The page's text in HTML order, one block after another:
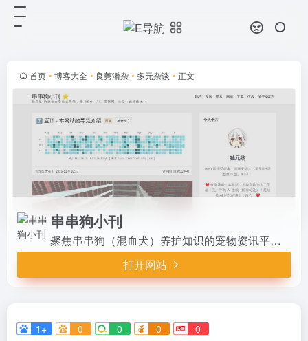
首页 • 博客大全 • 良莠淆杂 • 多元杂谈 • 正文
串串狗小刊
聚焦串串狗（混血犬）养护知识的宠物资讯平台，涵盖品种特点、日常喂养、健康护理、行为训练等实用内容，为串串狗主人提供科学养宠指南与温馨交流社区，让每一只独特的混血毛孩子都能被更好地理
打开网站
1+ 0 0 0 0
养、健康护理、行为训练等实用内
容，为串串狗主人提供科学养宠指南
与温馨交流社区，让每一只独特的混
血...